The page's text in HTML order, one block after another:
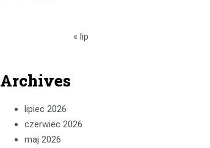
« lip
Archives
lipiec 2026
czerwiec 2026
maj 2026